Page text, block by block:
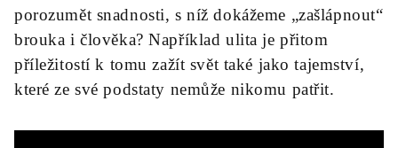
porozumět snadnosti, s níž dokážeme „zašlápnout“
brouka i člověka? Například ulita je přitom
příležitostí k tomu zažít svět také jako tajemství,
které ze své podstaty nemůže nikomu patřit.